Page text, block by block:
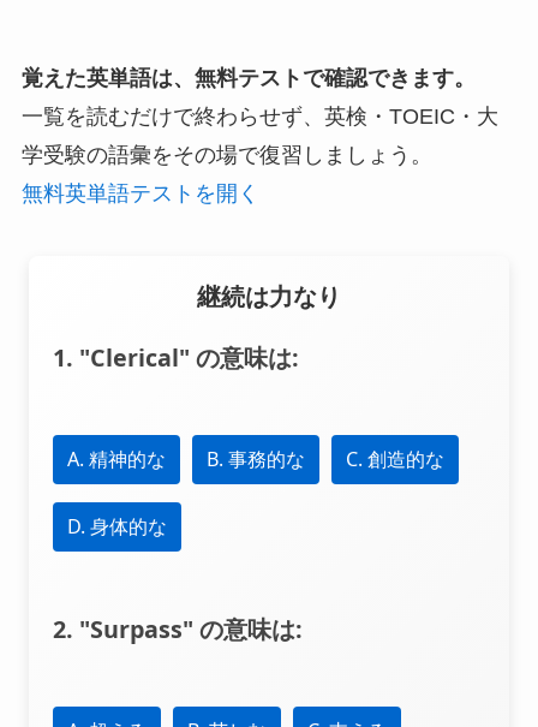
覚えた英単語は、無料テストで確認できます。
一覧を読むだけで終わらせず、英検・TOEIC・大
学受験の語彙をその場で復習しましょう。
無料英単語テストを開く
継続は力なり
1. "Clerical" の意味は:
A. 精神的な B. 事務的な C. 創造的な
D. 身体的な
2. "Surpass" の意味は: